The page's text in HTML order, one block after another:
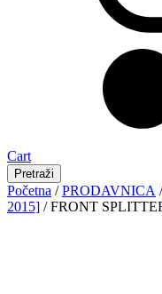
Cart
Pretraži
Početna /PRODAVNICA
2015] / FRONT